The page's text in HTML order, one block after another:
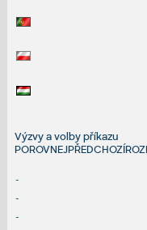
Výzvy a volby příkazu
-
-
-